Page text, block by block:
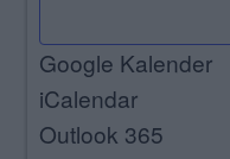
Google Kalender
iCalendar
Outlook 365